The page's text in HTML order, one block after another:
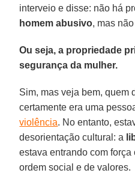
interveio e disse: não há
homem abusivo, mas
Ou seja, a propriedade
segurança da mulher.
Sim, mas veja bem, quem
certamente era uma
violência. No entanto,
desorientação cultural: a
estava entrando com
ordem social e de valores.